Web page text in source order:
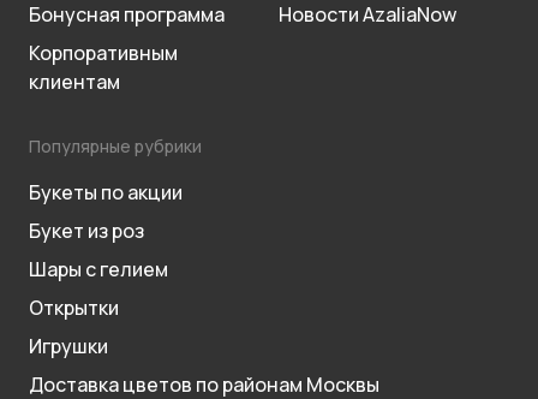
Бонусная программа
Корпоративным
клиентам
Новости AzaliaNow
Популярные рубрики
Букеты по акции
Букет из роз
Шары с гелием
Открытки
Игрушки
Доставка цветов по районам Москвы